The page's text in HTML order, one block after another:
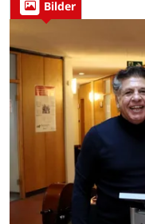
Bilder